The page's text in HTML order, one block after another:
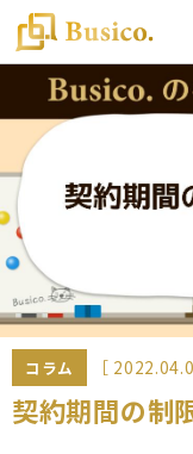
トップ
Busico.について
オフィス
料金・サービス
お知らせ
NEWS
コラム ［
契約期間の制